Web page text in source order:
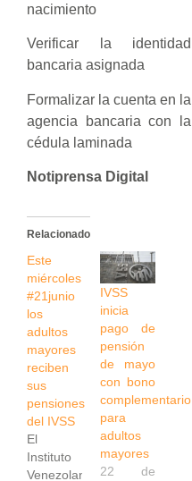
nacimiento
Verificar la identidad
bancaria asignada
Formalizar la cuenta en la
agencia bancaria con la
cédula laminada
Notiprensa Digital
Relacionado
Este
miércoles
#21junio
los
adultos
mayores
reciben
sus
pensiones
del IVSS
El
Instituto
Venezolano
IVSS
inicia
pago de
pensión
de mayo
con bono
complementario
para
adultos
mayores
22 de